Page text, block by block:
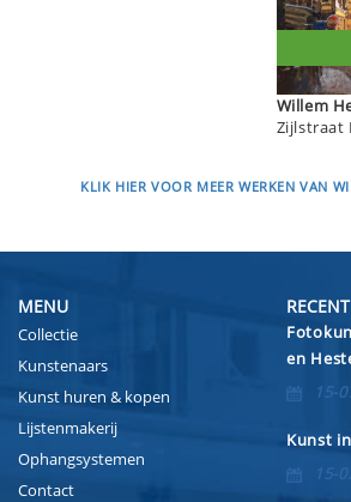
Zijlstraat
KLIK HIER VOOR MEER WERKEN VAN
MENU
Collectie
Kunstenaars
Kunst huren & kopen
Lijstenmakerij
Ophangsystemen
Contact
en
15-
Kunst
15-